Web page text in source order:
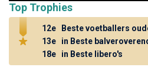
Top Trophies
12e
Beste voetballers
13e
in Beste
18e
in Beste libero's